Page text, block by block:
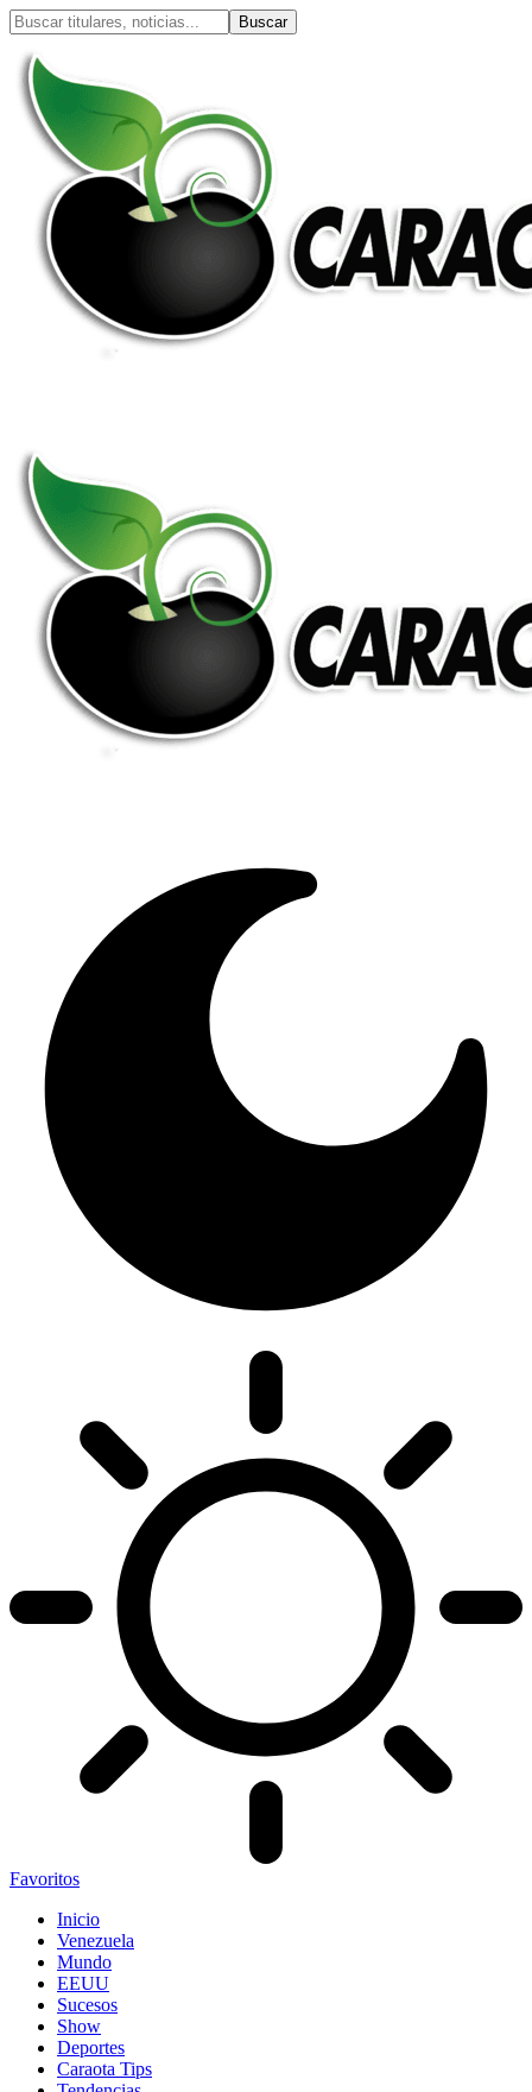
Favoritos
Inicio
Venezuela
Mundo
EEUU
Sucesos
Show
Deportes
Caraota Tips